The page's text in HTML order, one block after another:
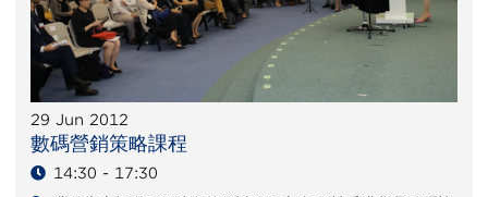
29 Jun 2012
數碼營銷策略課程
14:30 - 17:30